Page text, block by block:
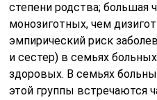
степени родства; большая
монозиготных, чем
эмпирический риск
и сестер) в семьях
здоровых. В семьях
этой группы встречаются